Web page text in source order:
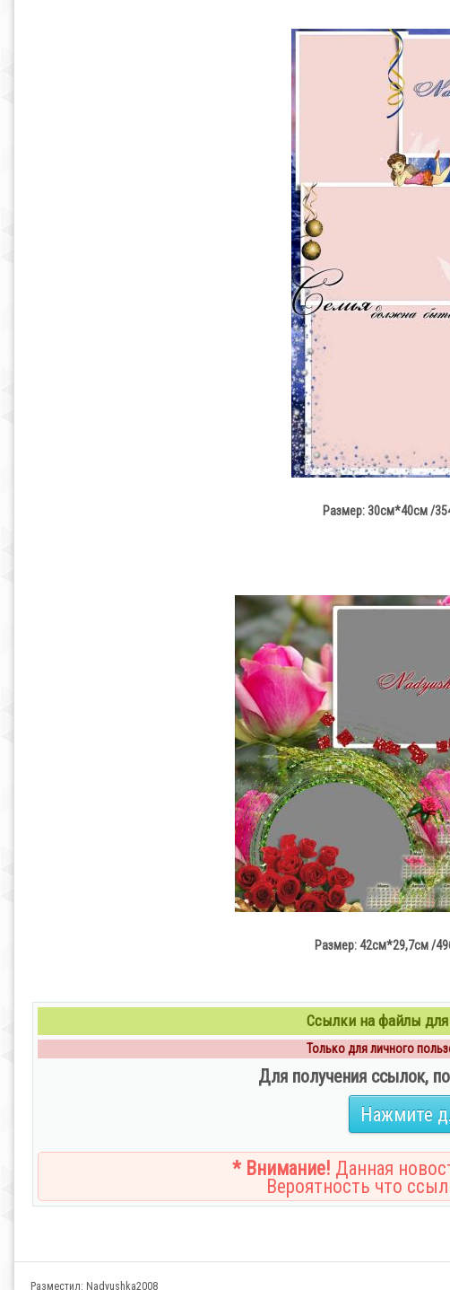
Размер: 30см*40см /
Размер: 42см*29,7см /
Ссылки на файлы для
Только для личного
Для получения ссылок,
Нажмите
* Внимание! Данная
Вероятность что
Разместил: Nadyushka2008